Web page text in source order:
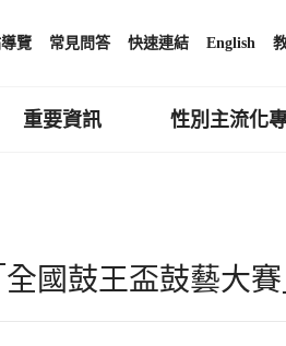
覽 常見問答 快速連結 English
重要資訊 性別主流化
國鼓王盃鼓藝大賽